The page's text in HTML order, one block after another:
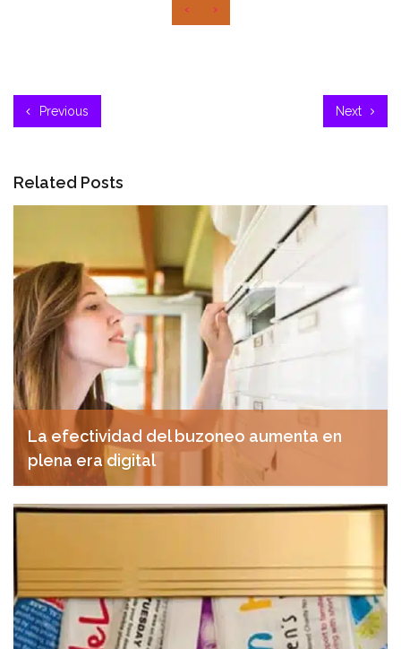
‹ ›
Previous Next
Related Posts
La efectividad del buzoneo aumenta en
plena era digital
agosto 28, 2018